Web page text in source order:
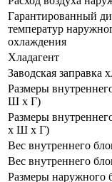
Гарантированный
температур
охлаждения
Хладагент
Заводская заправка
Размеры
Ш х Г)
Размеры
х Ш х Г)
Вес внутреннего
Вес внутреннего
Размеры наружного